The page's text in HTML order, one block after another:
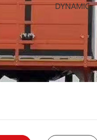
DYNAMIC